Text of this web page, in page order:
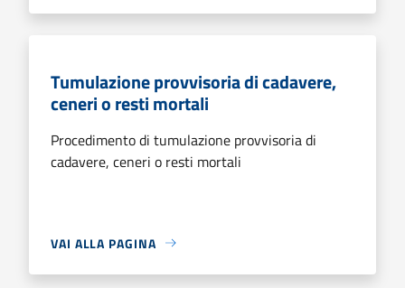
Tumulazione provvisoria di cadavere,
ceneri o resti mortali
Procedimento di tumulazione provvisoria di
cadavere, ceneri o resti mortali
VAI ALLA PAGINA